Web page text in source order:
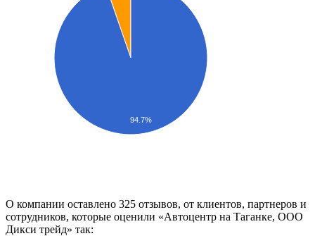
94.7%
О компании оставлено 325 отзывов, от клиентов, партнеров и
сотрудников, которые оценили «Автоцентр на Таганке, ООО
Дикси трейд» так: